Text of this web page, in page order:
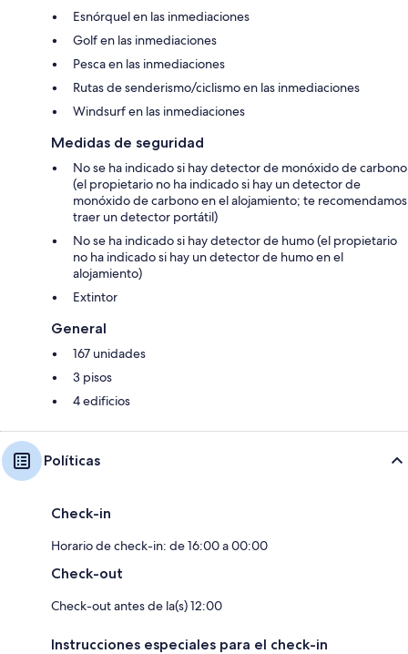
Esnórquel en las inmediaciones
Golf en las inmediaciones
Pesca en las inmediaciones
Rutas de senderismo/ciclismo en las inmediaciones
Windsurf en las inmediaciones
Medidas de seguridad
No se ha indicado si hay detector de monóxido de carbono
(el propietario no ha indicado si hay un detector de
monóxido de carbono en el alojamiento; te recomendamos
traer un detector portátil)
No se ha indicado si hay detector de humo (el propietario
no ha indicado si hay un detector de humo en el
alojamiento)
Extintor
General
167 unidades
3 pisos
4 edificios
Políticas
Check-in
Horario de check-in: de 16:00 a 00:00
Check-out
Check-out antes de la(s) 12:00
Instrucciones especiales para el check-in